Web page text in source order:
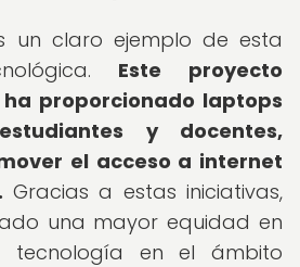
un claro ejemplo de esta
Este proyecto
proporcionado laptops
y docentes,
el acceso a internet
Gracias a estas iniciativas,
una mayor equidad en
en el ámbito